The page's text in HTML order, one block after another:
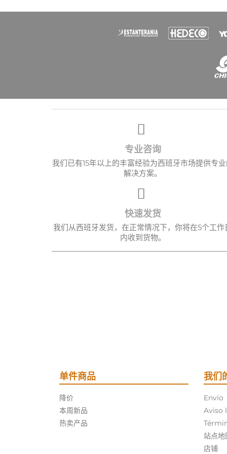
专业咨询
我们已有15年以上的丰富经验为西班牙市场提供专
解决方案。
快速发货
我们从西班牙发货，在正常情况下，你将在5个工作
内收到货物。
单件商品
降价
本周新品
热卖产品
我们
Envío
Aviso
站点地
店铺